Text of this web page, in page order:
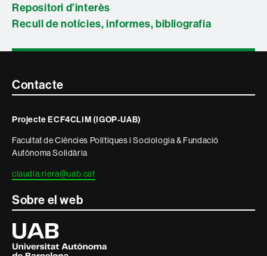
Repositori d’interès
Recull de notícies, informes, bibliografia
Contacte
informació
legal
Contacte
Projecte ECF4CLIM (IGOP-UAB)
Facultat de Ciències Polítiques i Sociologia & Fundació
Autònoma Solidària
claudia.riera@uab.cat
Sobre el web
Universitat
Autònoma
de